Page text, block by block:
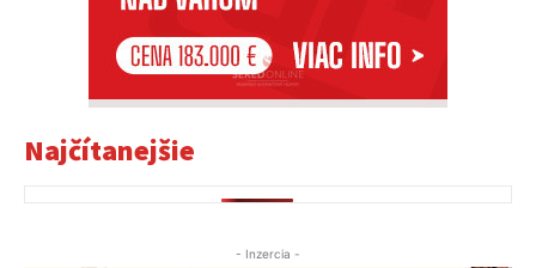
Najčítanejšie
- Inzercia -